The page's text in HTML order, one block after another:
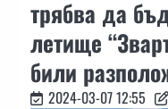
трябва да
летище
били
2024-03-07 12:55